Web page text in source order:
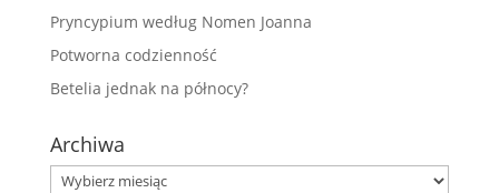
Pryncypium według Nomen Joanna
Potworna codzienność
Betelia jednak na północy?
Archiwa
Archiwa